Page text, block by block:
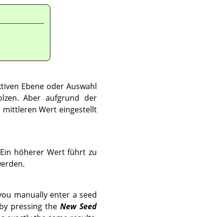
Ebene oder Auswahl
Aber aufgrund der
mittleren Wert eingestellt
höherer Wert führt zu
manually enter a seed
pressing theNew Seed